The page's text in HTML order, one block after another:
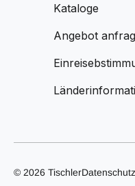
Kataloge
Angebot
© 2026 TischlerDatenschutz